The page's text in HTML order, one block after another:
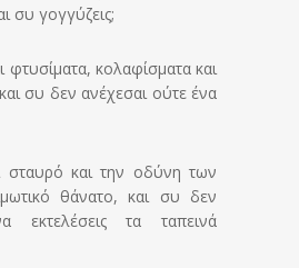
συ γογγύζεις;
φτυσίματα, κολαφίσματα και
συ δεν ανέχεσαι ούτε ένα
σταυρό και την οδύνη των
θάνατο, και συ δεν
εκτελέσεις τα ταπεινά